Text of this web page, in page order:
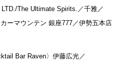
The Ultimate Spirits.／千雅／
ーマウンテン 銀座777／伊勢五本店
Bar Raven〉伊藤広光／